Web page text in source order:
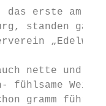
erste am 8.
standen
nette und
fühlsame
gramm